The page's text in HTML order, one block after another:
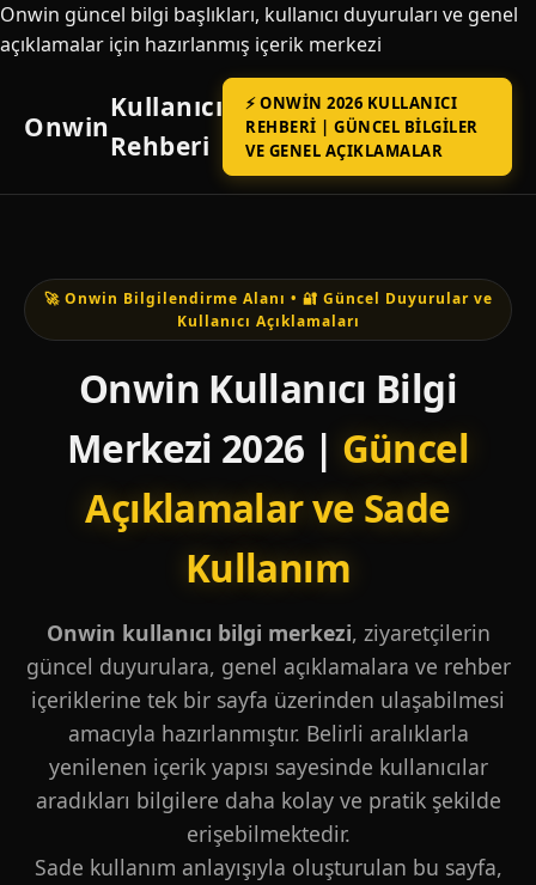
Onwin güncel bilgi başlıkları, kullanıcı duyuruları ve genel
açıklamalar için hazırlanmış içerik merkezi
Onwin
Kullanıcı
Rehberi
⚡ ONWIN 2026 KULLANICI
REHBERI | GÜNCEL BILGILER
VE GENEL AÇIKLAMALAR
🚀 Onwin Bilgilendirme Alanı • 🔐 Güncel Duyurular ve
Kullanıcı Açıklamaları
Onwin Kullanıcı Bilgi
Merkezi 2026 | Güncel
Açıklamalar ve Sade
Kullanım
Onwin kullanıcı bilgi merkezi, ziyaretçilerin
güncel duyurulara, genel açıklamalara ve rehber
içeriklerine tek bir sayfa üzerinden ulaşabilmesi
amacıyla hazırlanmıştır. Belirli aralıklarla
yenilenen içerik yapısı sayesinde kullanıcılar
aradıkları bilgilere daha kolay ve pratik şekilde
erişebilmektedir.
Sade kullanım anlayışıyla oluşturulan bu sayfa,